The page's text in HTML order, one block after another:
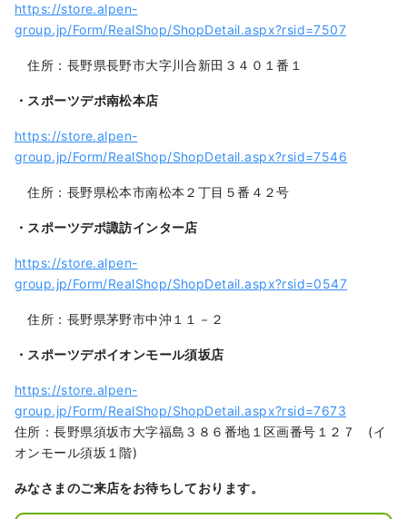
https://store.alpen-
group.jp/Form/RealShop/ShopDetail.aspx?rsid=7507
住所：長野県長野市大字川合新田３４０１番１
・スポーツデポ南松本店
https://store.alpen-
group.jp/Form/RealShop/ShopDetail.aspx?rsid=7546
住所：長野県松本市南松本２丁目５番４２号
・スポーツデポ諏訪インター店
https://store.alpen-
group.jp/Form/RealShop/ShopDetail.aspx?rsid=0547
住所：長野県茅野市中沖１１－２
・スポーツデポイオンモール須坂店
https://store.alpen-
group.jp/Form/RealShop/ShopDetail.aspx?rsid=7673
住所：長野県須坂市大字福島３８６番地１区画番号１２７ (イ
オンモール須坂１階)
みなさまのご来店をお待ちしております。